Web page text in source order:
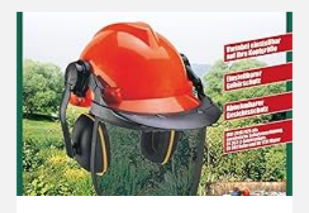
FEILE
KETTENSÄGE
MIT
GRIFF
–
ENTHÄLT
4